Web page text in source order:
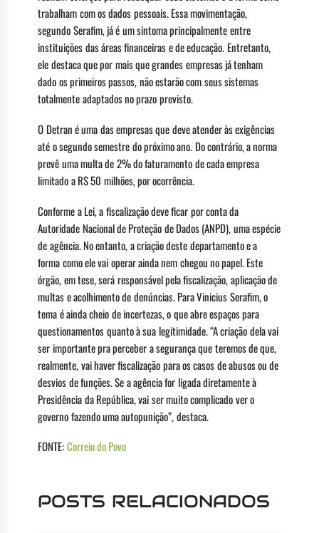
trabalham com os dados pessoais. Essa movimentação,
segundo Serafim, já é um sintoma principalmente entre
instituições das áreas financeiras e de educação. Entretanto,
ele destaca que por mais que grandes empresas já tenham
dado os primeiros passos, não estarão com seus sistemas
totalmente adaptados no prazo previsto.
O Detran é uma das empresas que deve atender às exigências
até o segundo semestre do próximo ano. Do contrário, a norma
prevê uma multa de 2% do faturamento de cada empresa
limitado a R$ 50 milhões, por ocorrência.
Conforme a Lei, a fiscalização deve ficar por conta da
Autoridade Nacional de Proteção de Dados (ANPD), uma espécie
de agência. No entanto, a criação deste departamento e a
forma como ele vai operar ainda nem chegou no papel. Este
órgão, em tese, será responsável pela fiscalização, aplicação de
multas e acolhimento de denúncias. Para Vinicius Serafim, o
tema é ainda cheio de incertezas, o que abre espaços para
questionamentos quanto à sua legitimidade. “A criação dela vai
ser importante pra perceber a segurança que teremos de que,
realmente, vai haver fiscalização para os casos de abusos ou de
desvios de funções. Se a agência for ligada diretamente à
Presidência da República, vai ser muito complicado ver o
governo fazendo uma autopunição”, destaca.
FONTE:Correio do Povo
POSTS RELACIONADOS